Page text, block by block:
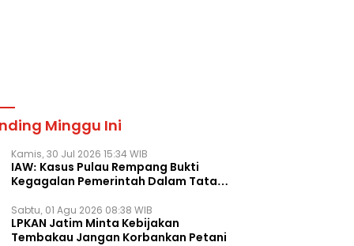
Minggu Ini
Kamis, 30 Jul 2026 15:34 WIB
IAW: Kasus Pulau Rempang Bukti
Kegagalan Pemerintah Dalam Tata
Sabtu, 01 Agu 2026 08:38 WIB
LPKAN Jatim Minta Kebijakan
Tembakau Jangan Korbankan Petani